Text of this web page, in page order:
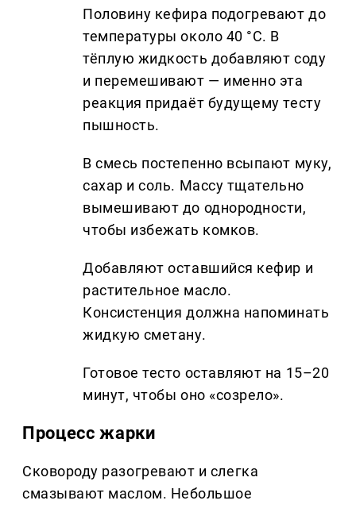
Половину кефира подогревают до
температуры около 40 °C. В
тёплую жидкость добавляют соду
и перемешивают — именно эта
реакция придаёт будущему тесту
пышность.
В смесь постепенно всыпают муку,
сахар и соль. Массу тщательно
вымешивают до однородности,
чтобы избежать комков.
Добавляют оставшийся кефир и
растительное масло.
Консистенция должна напоминать
жидкую сметану.
Готовое тесто оставляют на 15–20
минут, чтобы оно «созрело».
Процесс жарки
Сковороду разогревают и слегка
смазывают маслом. Небольшое